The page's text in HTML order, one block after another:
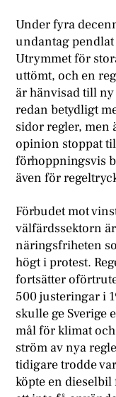
Under fyra
undantag
Utrymmet för
uttömt, och en
är hänvisad till
redan betydligt
sidor regler,
opinion stoppat
förhoppningsvis
även för
Förbudet mot
välfärdssektorn
näringsfriheten
högt i protest.
fortsätter
500 justeringar i
skulle ge Sverige
mål för klimat
ström av nya
tidigare trodde
köpte en